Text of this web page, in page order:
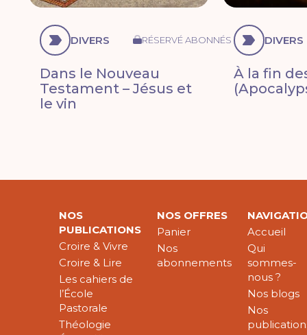
DIVERS RÉSERVÉ ABONNÉS
Dans le Nouveau
Testament – Jésus et
le vin
DIVERS
À la fin
NOS
PUBLICATIONS
Croire & Vivre
Croire & Lire
Les cahiers de
l’École
Pastorale
Théologie
NOS OFFRES
Panier
Nos
abonnements
Accueil
Qui
sommes-
nous ?
Nos blogs
Nos